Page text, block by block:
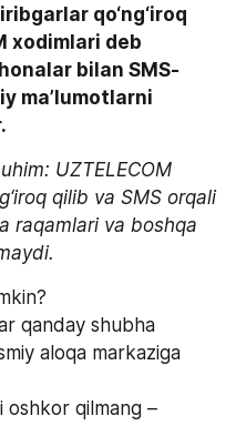
qo‘ng‘iroq
xodimlari deb
bilan SMS-
ma’lumotlarni
UZTELECOM
qilib va SMS orqali
raqamlari va boshqa
qanday shubha
aloqa markaziga
oshkor qilmang –